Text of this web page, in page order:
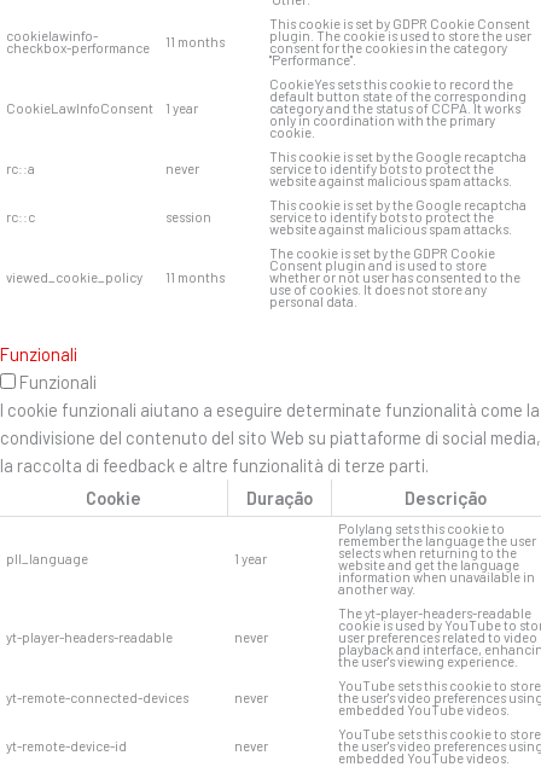
cookielawinfo-
checkbox-performance 11 months
This cookie is set by GDPR Cookie Consent
plugin. The cookie is used to store the user
consent for the cookies in the category
"Performance".
CookieLawInfoConsent 1 year
CookieYes sets this cookie to record the
default button state of the corresponding
category and the status of CCPA. It works
only in coordination with the primary
cookie.
rc::a never
This cookie is set by the Google recaptcha
service to identify bots to protect the
website against malicious spam attacks.
rc::c session
This cookie is set by the Google recaptcha
service to identify bots to protect the
website against malicious spam attacks.
viewed_cookie_policy 11 months
The cookie is set by the GDPR Cookie
Consent plugin and is used to store
whether or not user has consented to the
use of cookies. It does not store any
personal data.
Funzionali
Funzionali
I cookie funzionali aiutano a eseguire determinate funzionalità come la
condivisione del contenuto del sito Web su piattaforme di social media,
la raccolta di feedback e altre funzionalità di terze parti.
Cookie
Duração Descrição
pll_language 1 year
Polylang sets this cookie to
remember the language the user
selects when returning to the
website and get the language
information when unavailable in
another way.
yt-player-headers-readable never
The yt-player-headers-readable
cookie is used by YouTube to
user preferences related to video
playback and interface,
the user's viewing experience.
yt-remote-connected-devices never
YouTube sets this cookie to store
the user's video preferences
embedded YouTube videos.
yt-remote-device-id never
YouTube sets this cookie to store
the user's video preferences
embedded YouTube videos.